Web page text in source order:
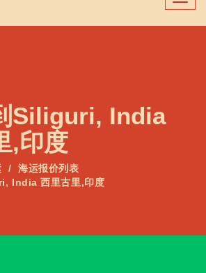
换
导
Siliguri, India
,印度
海运报价列表
India 西里古里,印度